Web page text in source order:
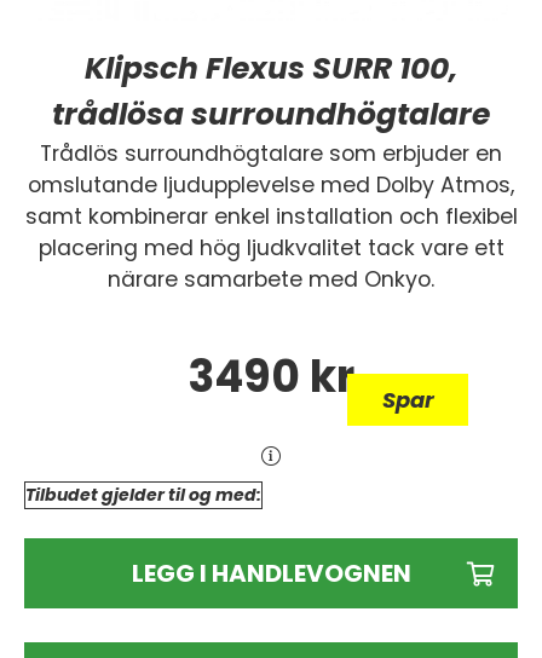
Klipsch Flexus SURR 100,
trådlösa surroundhögtalare
Trådlös surroundhögtalare som erbjuder en
omslutande ljudupplevelse med Dolby Atmos,
samt kombinerar enkel installation och flexibel
placering med hög ljudkvalitet tack vare ett
närare samarbete med Onkyo.
3490 kr Spar
Tilbudet gjelder til og med:
LEGG I HANDLEVOGNEN